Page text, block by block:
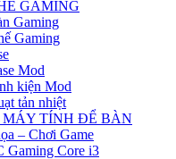
GAMING
Gaming
Gaming
Mod
kiện Mod
tản nhiệt
MÁY TÍNH ĐỂ BÀN
– Chơi Game
Gaming Core i3